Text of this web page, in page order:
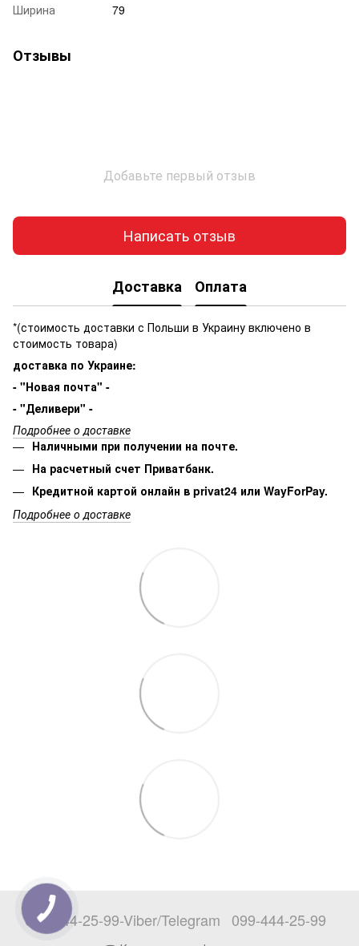
Ширина 79
Отзывы
Добавьте первый отзыв
Написать отзыв
Доставка Оплата
*(стоимость доставки с Польши в Украину включено в
стоимость товара)
доставка по Украине:
- "Новая почта" -
- "Деливери" -
Подробнее о доставке
Наличными при получении на почте.
На расчетный счет Приватбанк.
Кредитной картой онлайн в privat24 или WayForPay.
Подробнее о доставке
097-444-25-99-Viber/Telegram 099-444-25-99